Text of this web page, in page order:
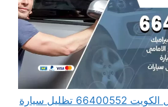
تظليل سيارات متنقل الكويت 66400552 تظليل سيارة